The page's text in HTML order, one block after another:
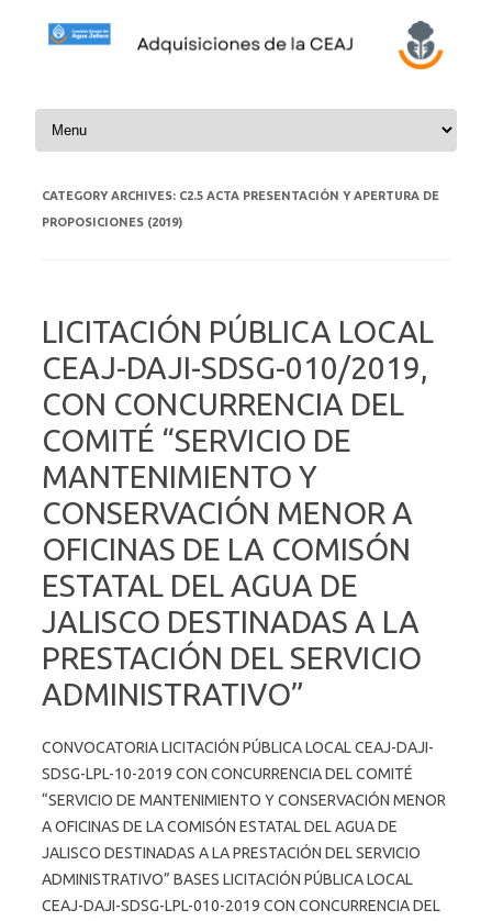
Skip to content
CATEGORY ARCHIVES: C2.5 ACTA PRESENTACIÓN Y APERTURA DE
PROPOSICIONES (2019)
LICITACIÓN PÚBLICA LOCAL
CEAJ-DAJI-SDSG-010/2019,
CON CONCURRENCIA DEL
COMITÉ “SERVICIO DE
MANTENIMIENTO Y
CONSERVACIÓN MENOR A
OFICINAS DE LA COMISÓN
ESTATAL DEL AGUA DE
JALISCO DESTINADAS A LA
PRESTACIÓN DEL SERVICIO
ADMINISTRATIVO”
CONVOCATORIA LICITACIÓN PÚBLICA LOCAL CEAJ-DAJI-
SDSG-LPL-10-2019 CON CONCURRENCIA DEL COMITÉ
“SERVICIO DE MANTENIMIENTO Y CONSERVACIÓN MENOR
A OFICINAS DE LA COMISÓN ESTATAL DEL AGUA DE
JALISCO DESTINADAS A LA PRESTACIÓN DEL SERVICIO
ADMINISTRATIVO” BASES LICITACIÓN PÚBLICA LOCAL
CEAJ-DAJI-SDSG-LPL-010-2019 CON CONCURRENCIA DEL